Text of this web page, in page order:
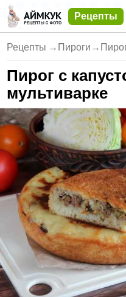
Рецепты
Рецепты → Пироги →
Пирог с
мультиварке